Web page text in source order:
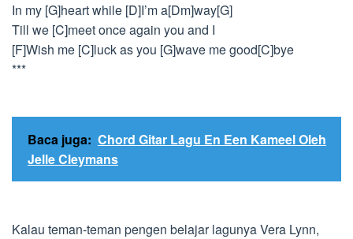
In my [G]heart while [D]I’m a[Dm]way[G]
Till we [C]meet once again you and I
[F]Wish me [C]luck as you [G]wave me good[C]bye
***
Baca juga: Chord Gitar Lagu En Een Kameel Oleh
Jelle Cleymans
Kalau teman-teman pengen belajar lagunya Vera Lynn,